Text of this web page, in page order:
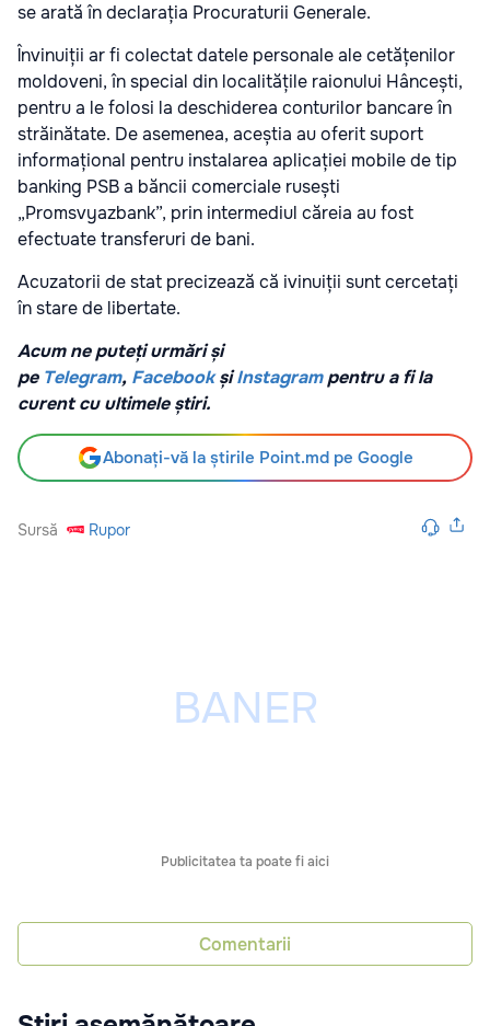
se arată în declarația Procuraturii Generale.
Învinuiții ar fi colectat datele personale ale cetățenilor
moldoveni, în special din localitățile raionului Hâncești,
pentru a le folosi la deschiderea conturilor bancare în
străinătate. De asemenea, aceștia au oferit suport
informațional pentru instalarea aplicației mobile de tip
banking PSB a băncii comerciale rusești
„Promsvyazbank”, prin intermediul căreia au fost
efectuate transferuri de bani.
Acuzatorii de stat precizează că ivinuiții sunt cercetați
în stare de libertate.
Acum ne puteți urmări și
pe Telegram, Facebook șiInstagrampentru a fi la
curent cu ultimele știri.
Abonați-vă la știrile Point.md pe Google
Sursă Rupor
Publicitatea ta poate fi aici
Comentarii